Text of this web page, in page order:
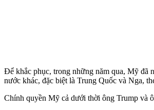
Để khắc phục, trong những năm qua, Mỹ đã
nước khác, đặc biệt là Trung Quốc và Nga,
Chính quyền Mỹ cả dưới thời ông Trump và